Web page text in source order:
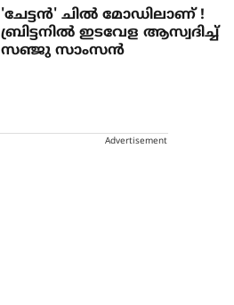
'ചേട്ടൻ' ചിൽ മോഡിലാണ് !
ബ്രിട്ടനിൽ ഇടവേള ആസ്വദിച്ച്
സഞ്ജു സാംസൻ
Advertisement